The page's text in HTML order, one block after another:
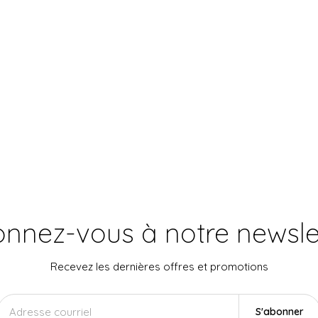
vous à notre
Recevez les dernières offres et promotions
S'abonner